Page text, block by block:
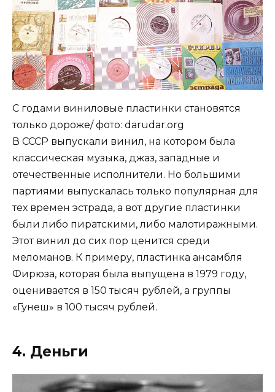
С годами виниловые пластинки становятся
только дороже/ фото: darudar.org
В СССР выпускали винил, на котором была
классическая музыка, джаз, западные и
отечественные исполнители. Но большими
партиями выпускалась только популярная для
тех времен эстрада, а вот другие пластинки
были либо пиратскими, либо малотиражными.
Этот винил до сих пор ценится среди
меломанов. К примеру, пластинка ансамбля
Фирюза, которая была выпущена в 1979 году,
оценивается в 150 тысяч рублей, а группы
«Гунеш» в 100 тысяч рублей.
4. Деньги